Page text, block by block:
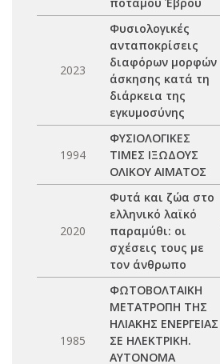
2023
Φυσιολογικές
ανταποκρίσεις
διαφόρων μορφών
άσκησης κατά τη
διάρκεια της
εγκυμοσύνης
1994
ΦΥΣΙΟΛΟΓΙΚΕΣ
ΤΙΜΕΣ ΙΞΩΔΟΥΣ
ΟΛΙΚΟΥ ΑΙΜΑΤΟΣ
2020
Φυτά και ζώα στο
ελληνικό λαϊκό
παραμύθι: οι
σχέσεις τους με
τον άνθρωπο
1985
ΦΩΤΟΒΟΛΤΑΙΚΗ
ΜΕΤΑΤΡΟΠΗ ΤΗΣ
ΗΛΙΑΚΗΣ ΕΝΕΡΓΕΙΑΣ
ΣΕ ΗΛΕΚΤΡΙΚΗ.
ΑΥΤΟΝΟΜΑ